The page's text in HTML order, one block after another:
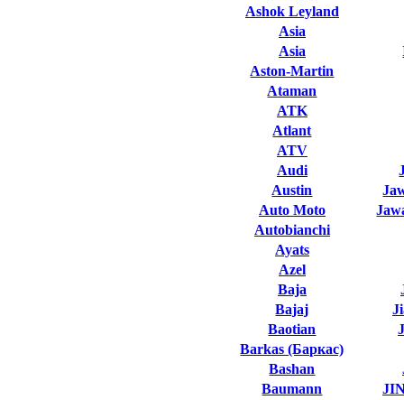
Ashok Leyland
Asia
Asia
Aston-Martin
Ataman
ATK
Atlant
ATV
Audi
Austin
Auto Moto
Autobianchi
Ayats
Azel
Baja
Bajaj
Baotian
Barkas (Баркас)
Bashan
Baumann